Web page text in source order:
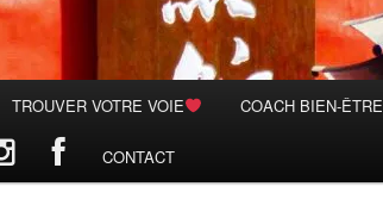
TROUVER VOTRE VOIE COACH BIEN-ÊTRE
CONTACT